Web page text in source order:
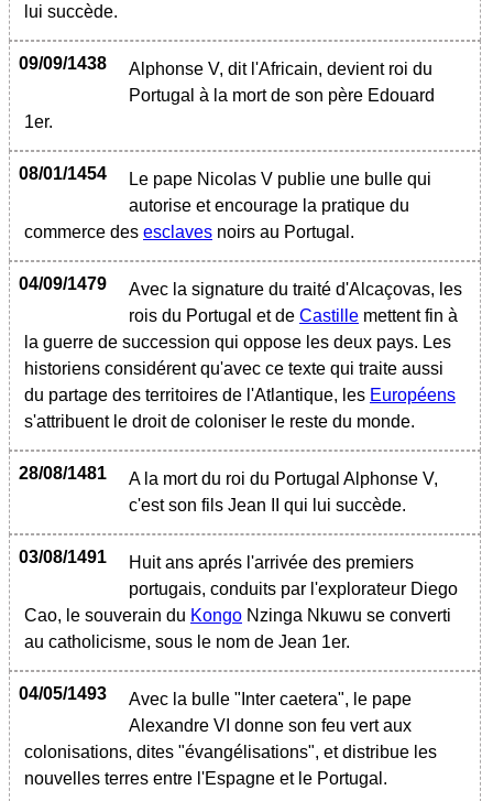
lui succède.
09/09/1438
Alphonse V, dit l'Africain, devient roi du
Portugal à la mort de son père Edouard
1er.
08/01/1454
Le pape Nicolas V publie une bulle qui
autorise et encourage la pratique du
commerce des esclaves noirs au Portugal.
04/09/1479
Avec la signature du traité d'Alcaçovas, les
rois du Portugal et de Castille mettent fin à
la guerre de succession qui oppose les deux pays. Les
historiens considérent qu'avec ce texte qui traite aussi
du partage des territoires de l'Atlantique, les Européens
s'attribuent le droit de coloniser le reste du monde.
28/08/1481
A la mort du roi du Portugal Alphonse V,
c'est son fils Jean II qui lui succède.
03/08/1491
Huit ans aprés l'arrivée des premiers
portugais, conduits par l'explorateur Diego
Cao, le souverain du Kongo Nzinga Nkuwu se converti
au catholicisme, sous le nom de Jean 1er.
04/05/1493
Avec la bulle "Inter caetera", le pape
Alexandre VI donne son feu vert aux
colonisations, dites "évangélisations", et distribue les
nouvelles terres entre l'Espagne et le Portugal.